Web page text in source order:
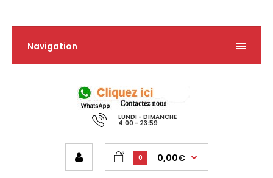
Navigation
LUNDI - DIMANCHE
4:00 - 23:59
0 0,00€